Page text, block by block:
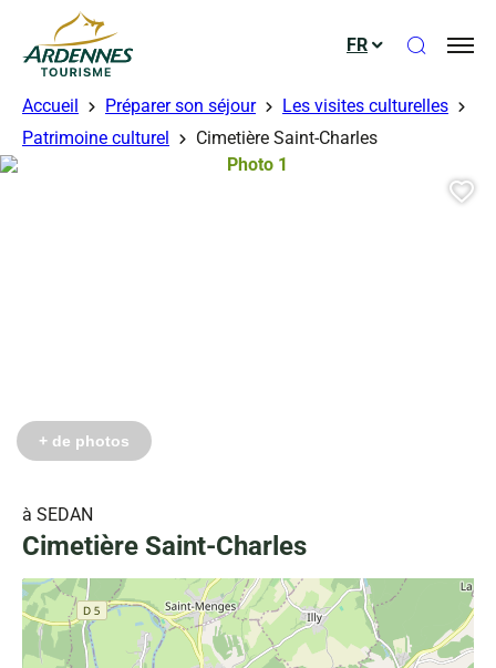
ADT des Ardennes
FR Ouvrir
Accueil Préparer son séjour
Les visites culturelles
Patrimoine culturel
Cimetière Saint-Charles
à SEDAN
Cimetière Saint-Charles
Photo 1, © Droits gérés – OTPS
+ de photos